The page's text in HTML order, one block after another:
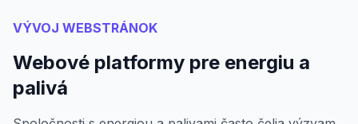
VÝVOJ WEBSTRÁNOK
Webové platformy pre energiu a
palivá